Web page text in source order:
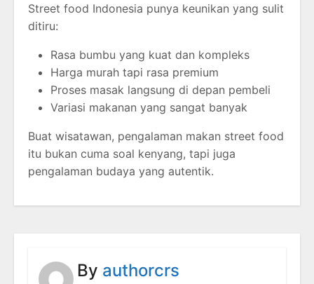
Street food Indonesia punya keunikan yang sulit
ditiru:
Rasa bumbu yang kuat dan kompleks
Harga murah tapi rasa premium
Proses masak langsung di depan pembeli
Variasi makanan yang sangat banyak
Buat wisatawan, pengalaman makan street food
itu bukan cuma soal kenyang, tapi juga
pengalaman budaya yang autentik.
By authorcrs